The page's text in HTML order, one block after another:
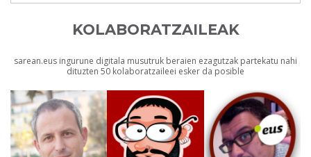
KOLABORATZAILEAK
sarean.eus ingurune digitala musutruk beraien ezagutzak partekatu nahi
dituzten 50 kolaboratzaileei esker da posible